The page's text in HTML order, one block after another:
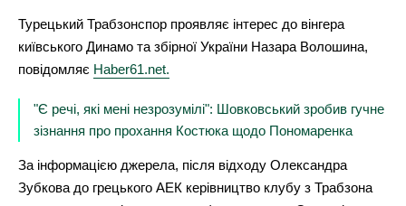
Турецький Трабзонспор проявляє інтерес до вінгера
київського Динамо та збірної України Назара Волошина,
повідомляє Haber61.net.
"Є речі, які мені незрозумілі": Шовковський зробив гучне
зізнання про прохання Костюка щодо Пономаренка
За інформацією джерела, після відходу Олександра
Зубкова до грецького АЕК керівництво клубу з Трабзона